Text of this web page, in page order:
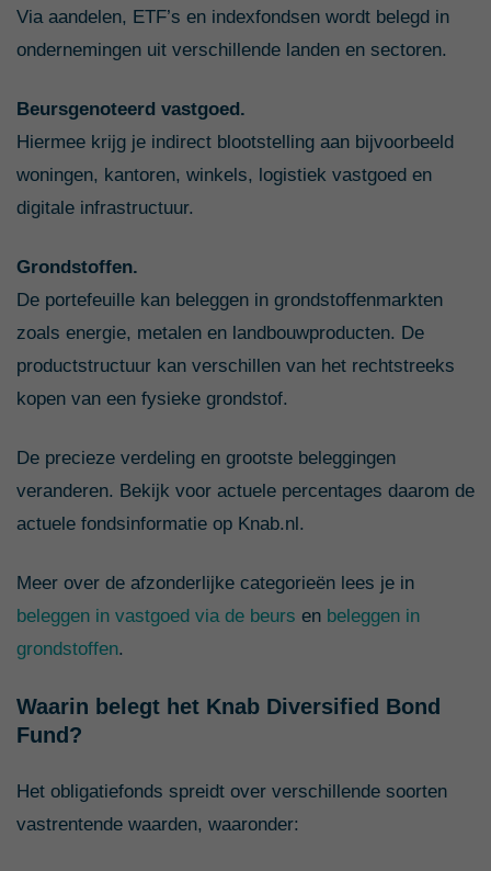
Via aandelen, ETF’s en indexfondsen wordt belegd in
ondernemingen uit verschillende landen en sectoren.
Beursgenoteerd vastgoed.
Hiermee krijg je indirect blootstelling aan bijvoorbeeld
woningen, kantoren, winkels, logistiek vastgoed en
digitale infrastructuur.
Grondstoffen.
De portefeuille kan beleggen in grondstoffenmarkten
zoals energie, metalen en landbouwproducten. De
productstructuur kan verschillen van het rechtstreeks
kopen van een fysieke grondstof.
De precieze verdeling en grootste beleggingen
veranderen. Bekijk voor actuele percentages daarom de
actuele fondsinformatie op Knab.nl.
Meer over de afzonderlijke categorieën lees je in
beleggen in vastgoed via de beurs en beleggen in
grondstoffen.
Waarin belegt het Knab Diversified Bond
Fund?
Het obligatiefonds spreidt over verschillende soorten
vastrentende waarden, waaronder: